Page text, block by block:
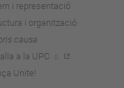
i representació
i organització
causa
a la UPC
Unite!